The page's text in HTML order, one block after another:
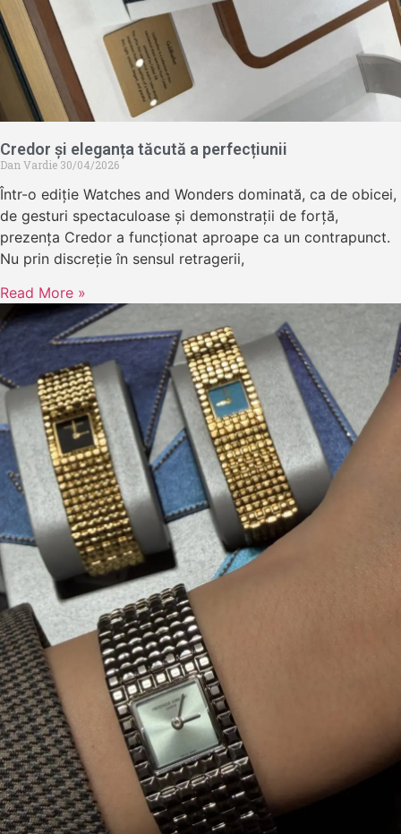
Credor și eleganța tăcută a perfecțiunii
Dan Vardie 30/04/2026
Într-o ediție Watches and Wonders dominată, ca de obicei,
de gesturi spectaculoase și demonstrații de forță,
prezența Credor a funcționat aproape ca un contrapunct.
Nu prin discreție în sensul retragerii,
Read More »